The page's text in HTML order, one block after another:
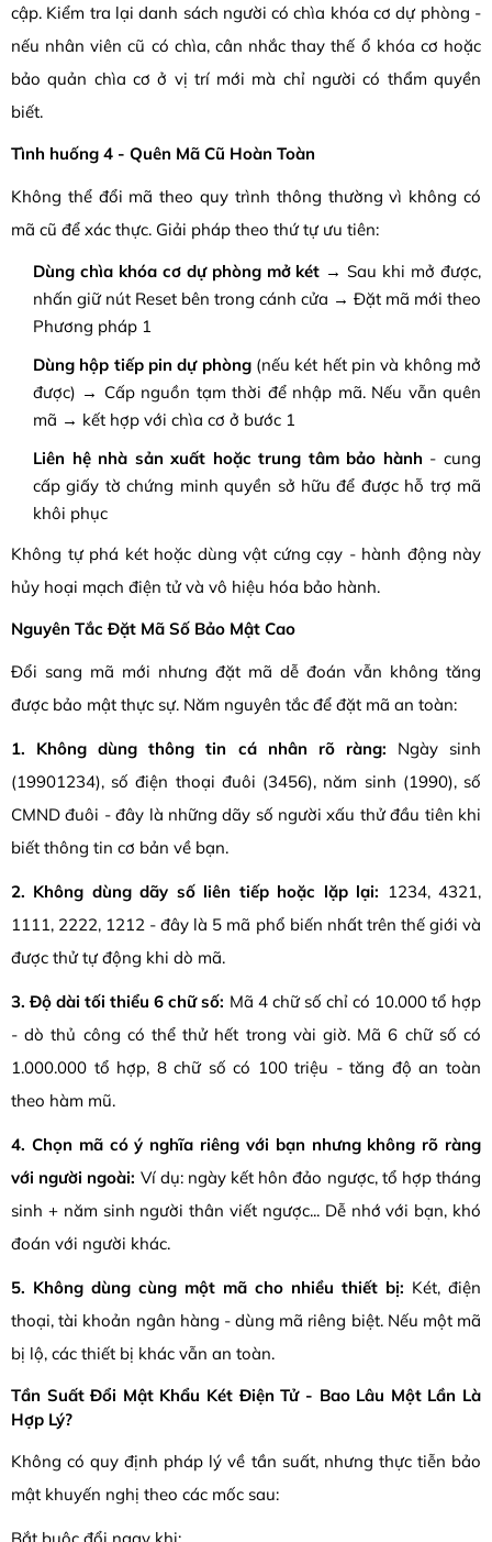
cập. Kiểm tra lại danh sách người có chìa khóa cơ dự phòng -
nếu nhân viên cũ có chìa, cân nhắc thay thế ổ khóa cơ hoặc
bảo quản chìa cơ ở vị trí mới mà chỉ người có thẩm quyền
biết.
Tình huống 4 - Quên Mã Cũ Hoàn Toàn
Không thể đổi mã theo quy trình thông thường vì không có
mã cũ để xác thực. Giải pháp theo thứ tự ưu tiên:
Dùng chìa khóa cơ dự phòng mở két → Sau khi mở được,
nhấn giữ nút Reset bên trong cánh cửa → Đặt mã mới theo
Phương pháp 1
Dùng hộp tiếp pin dự phòng(nếu két hết pin và không mở
được) → Cấp nguồn tạm thời để nhập mã. Nếu vẫn quên
mã → kết hợp với chìa cơ ở bước 1
Liên hệ nhà sản xuất hoặc trung tâm bảo hành - cung
cấp giấy tờ chứng minh quyền sở hữu để được hỗ trợ mã
khôi phục
Không tự phá két hoặc dùng vật cứng cạy - hành động này
hủy hoại mạch điện tử và vô hiệu hóa bảo hành.
Nguyên Tắc Đặt Mã Số Bảo Mật Cao
Đổi sang mã mới nhưng đặt mã dễ đoán vẫn không tăng
được bảo mật thực sự. Năm nguyên tắc để đặt mã an toàn:
1. Không dùng thông tin cá nhân rõ ràng: Ngày sinh
(19901234), số điện thoại đuôi (3456), năm sinh (1990), số
CMND đuôi - đây là những dãy số người xấu thử đầu tiên khi
biết thông tin cơ bản về bạn.
2. Không dùng dãy số liên tiếp hoặc lặp lại: 1234, 4321,
1111, 2222, 1212 - đây là 5 mã phổ biến nhất trên thế giới và
được thử tự động khi dò mã.
3. Độ dài tối thiểu 6 chữ số: Mã 4 chữ số chỉ có 10.000 tổ hợp
- dò thủ công có thể thử hết trong vài giờ. Mã 6 chữ số có
1.000.000 tổ hợp, 8 chữ số có 100 triệu - tăng độ an toàn
theo hàm mũ.
4. Chọn mã có ý nghĩa riêng với bạn nhưng không rõ ràng
với người ngoài: Ví dụ: ngày kết hôn đảo ngược, tổ hợp tháng
sinh + năm sinh người thân viết ngược... Dễ nhớ với bạn, khó
đoán với người khác.
5. Không dùng cùng một mã cho nhiều thiết bị: Két, điện
thoại, tài khoản ngân hàng - dùng mã riêng biệt. Nếu một mã
bị lộ, các thiết bị khác vẫn an toàn.
Tần Suất Đổi Mật Khẩu Két Điện Tử - Bao Lâu Một Lần Là
Hợp Lý?
Không có quy định pháp lý về tần suất, nhưng thực tiễn bảo
mật khuyến nghị theo các mốc sau: